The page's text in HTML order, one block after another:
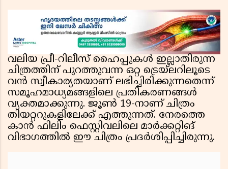
വലിയ പ്രീ-റിലീസ് ഹൈപ്പുകൾ ഇല്ലാതിരുന്ന
ചിത്രത്തിന് പുറത്തുവന്ന ഒറ്റ ട്രെയ്‌ലറിലൂടെ
വൻ സ്വീകാര്യതയാണ് ലഭിച്ചിരിക്കുന്നതെന്ന്
സമൂഹമാധ്യമങ്ങളിലെ പ്രതികരണങ്ങൾ
വ്യക്തമാക്കുന്നു. ജൂൺ 19-നാണ് ചിത്രം
തിയറ്ററുകളിലേക്ക് എത്തുന്നത്. നേരത്തെ
കാൻ ഫിലിം ഫെസ്റ്റിവലിലെ മാർക്കറ്റിങ്
വിഭാഗത്തിൽ ഈ ചിത്രം പ്രദർശിപ്പിച്ചിരുന്നു.